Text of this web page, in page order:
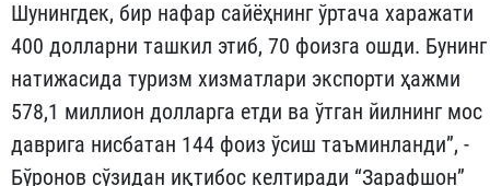
Шунингдек, бир нафар сайёҳнинг ўртача харажати
400 долларни ташкил этиб, 70 фоизга ошди. Бунинг
натижасида туризм хизматлари экспорти ҳажми
578,1 миллион долларга етди ва ўтган йилнинг мос
даврига нисбатан 144 фоиз ўсиш таъминланди”, -
Бўронов сўзидан иқтибос келтиради “Зарафшон”